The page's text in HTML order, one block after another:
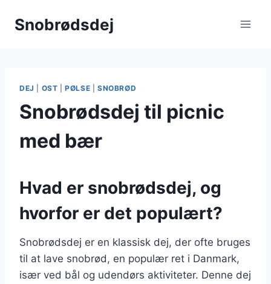
Snobrødsdej
DEJ OST |PØLSE SNOBRØD
Snobrødsdej til picnic
med bær
Hvad er snobrødsdej, og
hvorfor er det populært?
Snobrødsdej er en klassisk dej, der ofte bruges
til at lave snobrød, en populær ret i Danmark,
især ved bål og udendørs aktiviteter. Denne dej